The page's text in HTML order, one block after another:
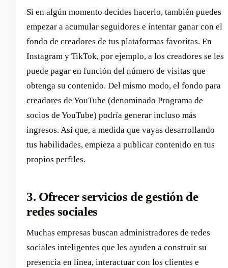
Si en algún momento decides hacerlo, también puedes
empezar a acumular seguidores e intentar ganar con el
fondo de creadores de tus plataformas favoritas. En
Instagram y TikTok, por ejemplo, a los creadores se les
puede pagar en función del número de visitas que
obtenga su contenido. Del mismo modo, el fondo para
creadores de YouTube (denominado Programa de
socios de YouTube) podría generar incluso más
ingresos. Así que, a medida que vayas desarrollando
tus habilidades, empieza a publicar contenido en tus
propios perfiles.
3. Ofrecer servicios de gestión de
redes sociales
Muchas empresas buscan administradores de redes
sociales inteligentes que les ayuden a construir su
presencia en línea, interactuar con los clientes e